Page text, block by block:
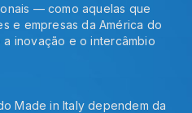
— como aquelas que
e empresas da América do
inovação e o intercâmbio
Made in Italy dependem da